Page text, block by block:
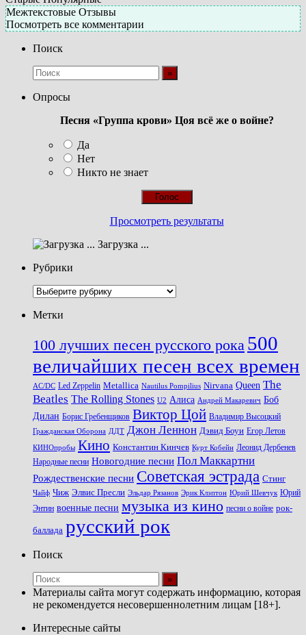
Межтекстовые Отзывы
Посмотреть все комментарии
Поиск
Опросы
Песня «Группа крови» Цоя всё же о войне?
Да
Нет
Никто не знает
Просмотреть результаты
Загрузка ...
Рубрики
Рубрики
Метки
100 лучших песен русского рока 500
величайших песен всех времен
AC/DC Led Zeppelin Metallica Nautilus Pompilius Nirvana Queen The
Beatles The Rolling Stones U2 Алиса Андрей Макаревич Боб
Дилан Борис Гребенщиков Виктор Цой Владимир Высоцкий
Гражданская Оборона ДДТ Джон Леннон Дэвид Боуи Егор Летов
КИНОпробы Кино Константин Кинчев Курт Кобейн Леонид Дербенев
Народные песни Новогодние песни Пол Маккартни
Рождественские песни Советская эстрада Стинг
Чайф Чиж Элвис Пресли Эльдар Рязанов Эрик Клэптон Юрий Шевчук Юрий
Энтин военные песни музыка из кино песни о войне рок-
баллада русский рок
Поиск
Материалы сайта могут содержать информацию, которая
не рекомендуется несовершеннолетним лицам [18+].
Интересные сайты